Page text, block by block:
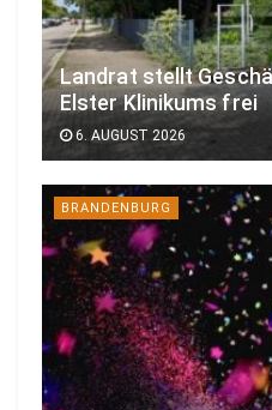
Landrat stellt
Elster Klinikums frei
6. AUGUST 2026
BRANDENBURG